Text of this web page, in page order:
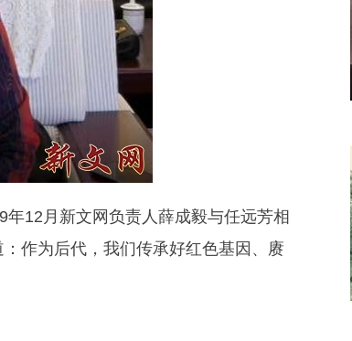
12月新文网负责人薛成毅与任远芳相
作为后代，我们传承好红色基因、赓